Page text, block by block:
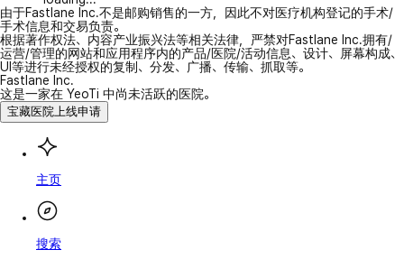
由于Fastlane Inc.不是邮购销售的一方，因此不对医疗机构登记的手术/
手术信息和交易负责。
根据著作权法、内容产业振兴法等相关法律，严禁对Fastlane Inc.拥有/
运营/管理的网站和应用程序内的产品/医院/活动信息、设计、屏幕构成、
UI等进行未经授权的复制、分发、广播、传输、抓取等。
Fastlane Inc.
这是一家在 YeoTi 中尚未活跃的医院。
宝藏医院上线申请
主页
搜索